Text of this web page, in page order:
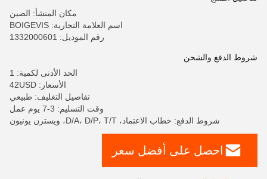
مكان المنشأ: الصين
اسم العلامة التجارية: BOIGEVIS
رقم الموديل: 1332000601
شروط الدفع والشحن
الحد الأدنى لكمية: 1
الأسعار: 42USD
تفاصيل التغليف: طبيعي
وقت التسليم: 3-7 يوم عمل
شروط الدفع: خطاب الاعتماد، D/A، D/P، T/T، ويسترن يونيون
احصل على أفضل سعر